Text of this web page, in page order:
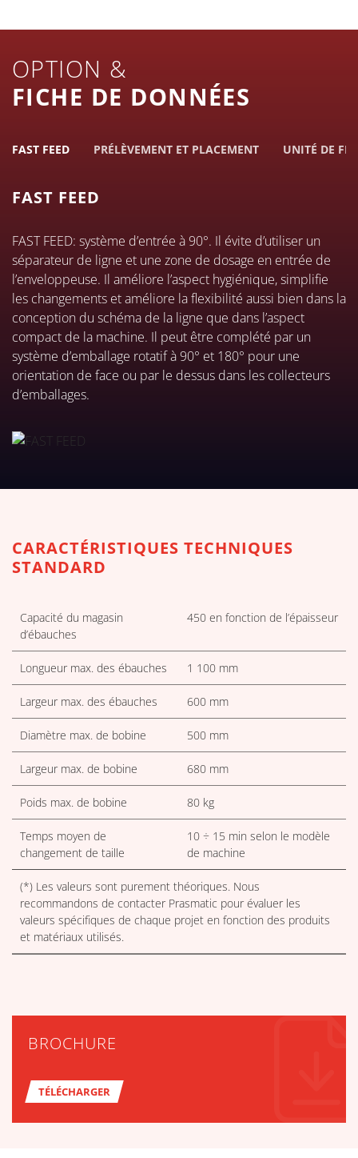
OPTION &
FICHE DE DONNÉES
FAST FEED PRÉLÈVEMENT ET PLACEMENT UNITÉ DE
FAST FEED
FAST FEED: système d’entrée à 90°. Il évite d’utiliser un
séparateur de ligne et une zone de dosage en entrée de
l’enveloppeuse. Il améliore l’aspect hygiénique, simplifie
les changements et améliore la flexibilité aussi bien dans la
conception du schéma de la ligne que dans l’aspect
compact de la machine. Il peut être complété par un
système d’emballage rotatif à 90° et 180° pour une
orientation de face ou par le dessus dans les collecteurs
d’emballages.
CARACTÉRISTIQUES TECHNIQUES
STANDARD
Capacité du magasin
d’ébauches
450 en fonction de l’épaisseur
Longueur max. des ébauches 1 100 mm
Largeur max. des ébauches 600 mm
Diamètre max. de bobine 500 mm
Largeur max. de bobine 680 mm
Poids max. de bobine 80 kg
Temps moyen de
changement de taille
10 ÷ 15 min selon le modèle
de machine
(*) Les valeurs sont purement théoriques. Nous
recommandons de contacter Prasmatic pour évaluer les
valeurs spécifiques de chaque projet en fonction des produits
et matériaux utilisés.
BROCHURE
TÉLÉCHARGER